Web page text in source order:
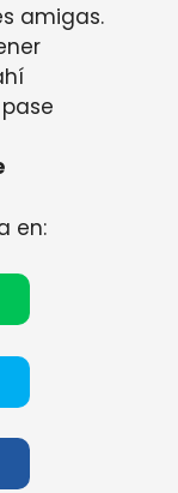
amigas.
en: